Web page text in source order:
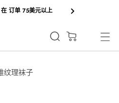
：向上 到 20% 离开
纹理袜子